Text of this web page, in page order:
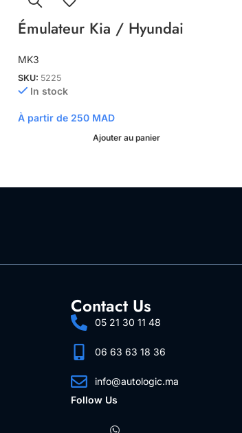
Émulateur Kia / Hyundai
MK3
SKU: 5225
In stock
À partir de 250 MAD
Ajouter au panier
Contact Us
05 21 30 11 48
06 63 63 18 36
info@autologic.ma
Follow Us